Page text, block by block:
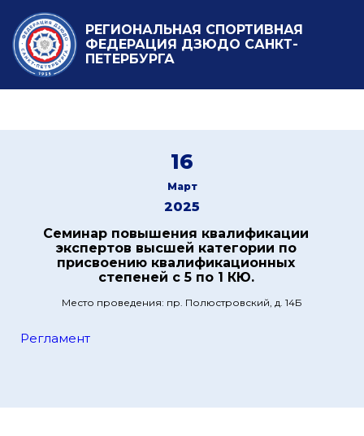
РЕГИОНАЛЬНАЯ СПОРТИВНАЯ
ФЕДЕРАЦИЯ ДЗЮДО САНКТ-
ПЕТЕРБУРГА
16
Март
2025
Семинар повышения квалификации
экспертов высшей категории по
присвоению квалификационных
степеней с 5 по 1 КЮ.
Место проведения: пр. Полюстровский, д. 14Б
Регламент